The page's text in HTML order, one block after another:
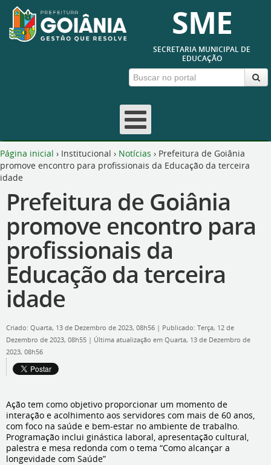
SME
SECRETARIA MUNICIPAL DE
EDUCAÇÃO
Página inicial › Institucional › Notícias › Prefeitura de Goiânia
promove encontro para profissionais da Educação da terceira
idade
Prefeitura de Goiânia
promove encontro para
profissionais da
Educação da terceira
idade
Criado: Quarta, 13 de Dezembro de 2023, 08h56 | Publicado: Terça, 12 de
Dezembro de 2023, 08h55 | Última atualização em Quarta, 13 de Dezembro de
2023, 08h56
Ação tem como objetivo proporcionar um momento de
interação e acolhimento aos servidores com mais de 60 anos,
com foco na saúde e bem-estar no ambiente de trabalho.
Programação inclui ginástica laboral, apresentação cultural,
palestra e mesa redonda com o tema “Como alcançar a
longevidade com Saúde”